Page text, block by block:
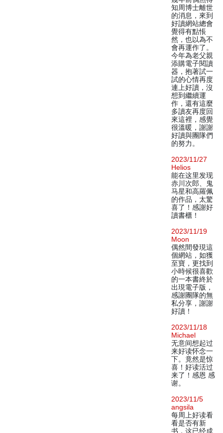
知周博士離世
的消息，來到
好讀網站總會
覺得有點悵
然，也以為不
會再運作了。
今年為老父親
添購電子閱讀
器，抱著試一
試的心情再度
連上好讀，沒
想到繼續運
作，還有這麼
多讀友再度回
來這裡，感覺
很溫暖，謝謝
好讀與團隊們
的努力。
2023/11/27
Helios
能在这里发现
赤川次郎、鬼
马星和高羅佩
的作品，太驚
喜了！感謝好
讀書櫃！
2023/11/19
Moon
偶然間發現這
個網站，如獲
至寶，更找到
小時候很喜歡
的一本書終於
出現電子版，
感謝團隊的無
私分享，謝謝
好讀！
2023/11/18
Michael
无意间想起过
来好读怀念一
下。竟然是惊
喜！好读活过
来了！感恩 感
谢。
2023/11/5
angsila
每周上好读看
看是否有新
书，这已经成